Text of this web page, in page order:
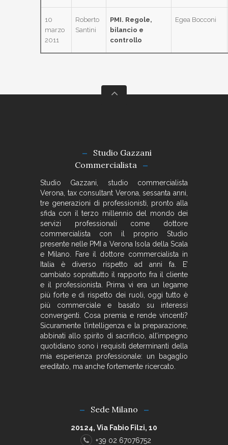
10
marzo
2011
Roberto
Santini
PMI. Regole,
bilancio e
controllo
Egea Bocconi
Studio Gazzani
Commercialista
Studio Gazzani, studio commercialista
Verona, tax consultant Verona, sessanta anni,
tre generazioni di professionisti, pronto alla
sfida con il terzo millennio del mondo dei
servizi professionali come dottore
commercialista con il proprio Studio
presente nelle PMI a Verona Isola della Scala
e Milano. Fare il dottore commercialista in
Italia è diverso rispetto ad anni fa. E’
cambiato soprattutto il rapporto fra il cliente
e il professionista. Prima vi era un legame
più forte e di rispetto dei ruoli, oggi tutto è
più commerciale e basato su interessi
convergenti. Cosa premia e rende vincenti?
Sicuramente l’intelligenza e la preparazione,
abbinati allo spirito di sacrificio, all’impegno
quotidiano sono i requisiti determinanti della
mia esperienza professionale: un bagaglio
ereditato, ma anche fortemente ricercato.
Sede Milano
20124, Via Fabio Filzi, 10
+39 02 67076752